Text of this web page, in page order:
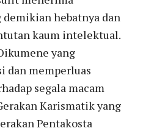
hebatnya dan
kaum intelektual.
yang
dan memperluas
segala macam
Karismatik yang
Pentakosta